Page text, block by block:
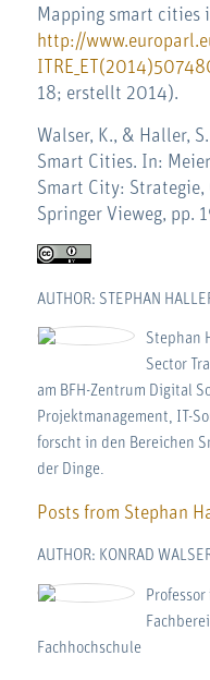
Mapping smart cities
http://
18; erstellt 2014).
Walser, K., & Haller,
Smart Cities. In:
Smart City: Strategie,
Springer Vieweg, pp.
AUTHOR: STEPHAN
Stephan
Sector
am BFH-Zentrum Digital
Projektmanagement, IT-
forscht in den Bereichen
der Dinge.
Posts from Stephan
AUTHOR: KONRAD
Fachhochschule